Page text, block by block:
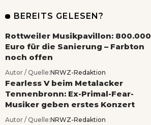
BEREITS GELESEN?
Rottweiler Musikpavillon: 800.000
Euro für die Sanierung – Farbton
noch offen
Autor / Quelle:NRWZ-Redaktion
Fearless V beim Metalacker
Tennenbronn: Ex-Primal-Fear-
Musiker geben erstes Konzert
Autor / Quelle:NRWZ-Redaktion